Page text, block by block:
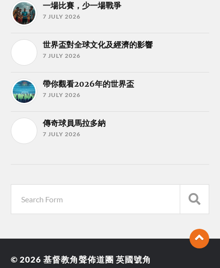
一場比賽，少一場戰爭
7 JULY 2026
世界盃對全球文化及經濟的影響
7 JULY 2026
帶你觀看2026年的世界盃
7 JULY 2026
傳奇球員馬拉多納
7 JULY 2026
© 2026基督教角聲佈道團 英國號角